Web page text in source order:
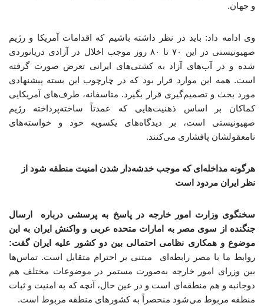
و جهان.
وی ادامه داد: باید در نظر داشته باشیم که اقدامات آمریکا و رژیم
صهیونیستی در این ۷۰ تا ۸۰ روز موجب اخلال در آزادی دریانوردی
شده و در آب‌های آزاد به کشتی‌های ایرانی تعرض صورت گرفته
است. همه این موارد قرار بود که در چارچوب این بسته پیشنهادی
مورد بحث و تصمیم‌گیری قرار بگیرد. متاسفانه، طرف‌های آمریکایی
کماکان بر اساس ذهنیت‌هایی که عمدتاً ساخته‌پرداخته رژیم
صهیونیستی است، بر دیدگاه‌های یکسویه خود و خواسته‌های
نامعقولشان پافشاری می‌کنند.
هرگونه مداخله‌ای که موجب خدشه‌دار شدن امنیت منطقه شود از
نظر ایران مردود است
سخنگوی وزارت امور خارجه در پاسخ به پرسشی درباره ارسال
جنگنده از سوی مصر به امارات متحده عربی و واکنش ایران به این
موضوع و همکاری نظامی احتمالی بین دو کشور علیه ایران گفت:
روابط ما با مصر رابطه‌ای مبتنی بر احترام متقابل است. تماس‌ها
بین وزرای امور خارجه به‌صورت مستمر در موضوعات مختلف هم
دوجانبه و هم منطقه‌ای است و در عین حال، آنچه که به امنیت و ثبات
منطقه مربوط می‌شود منحصراً به کشورهای منطقه مربوط است.